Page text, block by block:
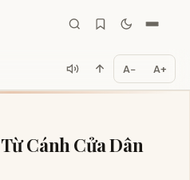
A− A+
Cánh Cửa Dân